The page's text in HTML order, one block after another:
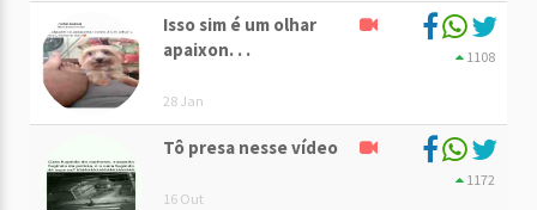
Isso sim é um olhar
apaixon. . .
28 Jan
1108
Tô presa nesse vídeo
16 Out
1172